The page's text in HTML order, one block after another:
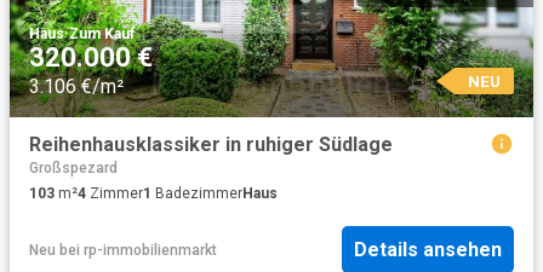
Haus·Zum Kauf
320.000 €
3.106 €/m² NEU
Reihenhausklassiker in ruhiger Südlage
Großspezard
103 m²4 Zimmer1 BadezimmerHaus
Neu bei rp-immobilienmarkt Details ansehen